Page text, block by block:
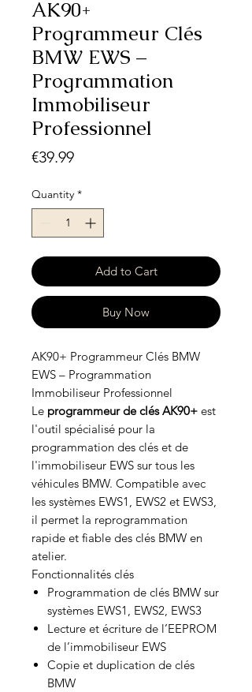
AK90+
Programmeur Clés
BMW EWS –
Programmation
Immobiliseur
Professionnel
€39.99Price
Quantity *
Add to Cart
Buy Now
AK90+ Programmeur Clés BMW
EWS – Programmation
Immobiliseur Professionnel
Le programmeur de clés AK90+ est
l'outil spécialisé pour la
programmation des clés et de
l'immobiliseur EWS sur tous les
véhicules BMW. Compatible avec
les systèmes EWS1, EWS2 et EWS3,
il permet la reprogrammation
rapide et fiable des clés BMW en
atelier.
Fonctionnalités clés
Programmation de clés BMW sur
systèmes EWS1, EWS2, EWS3
Lecture et écriture de l’EEPROM
de l’immobiliseur EWS
Copie et duplication de clés
BMW